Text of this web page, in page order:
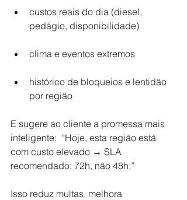
custos reais do dia (diesel,
pedágio, disponibilidade)
clima e eventos extremos
histórico de bloqueios e lentidão
por região
E sugere ao cliente a promessa mais
inteligente:  “Hoje, esta região está
com custo elevado → SLA
recomendado: 72h, não 48h.”
Isso reduz multas, melhora